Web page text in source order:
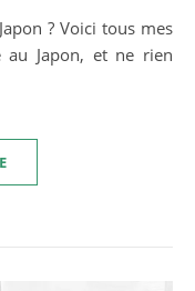
? Voici tous mes
au Japon, et ne rien